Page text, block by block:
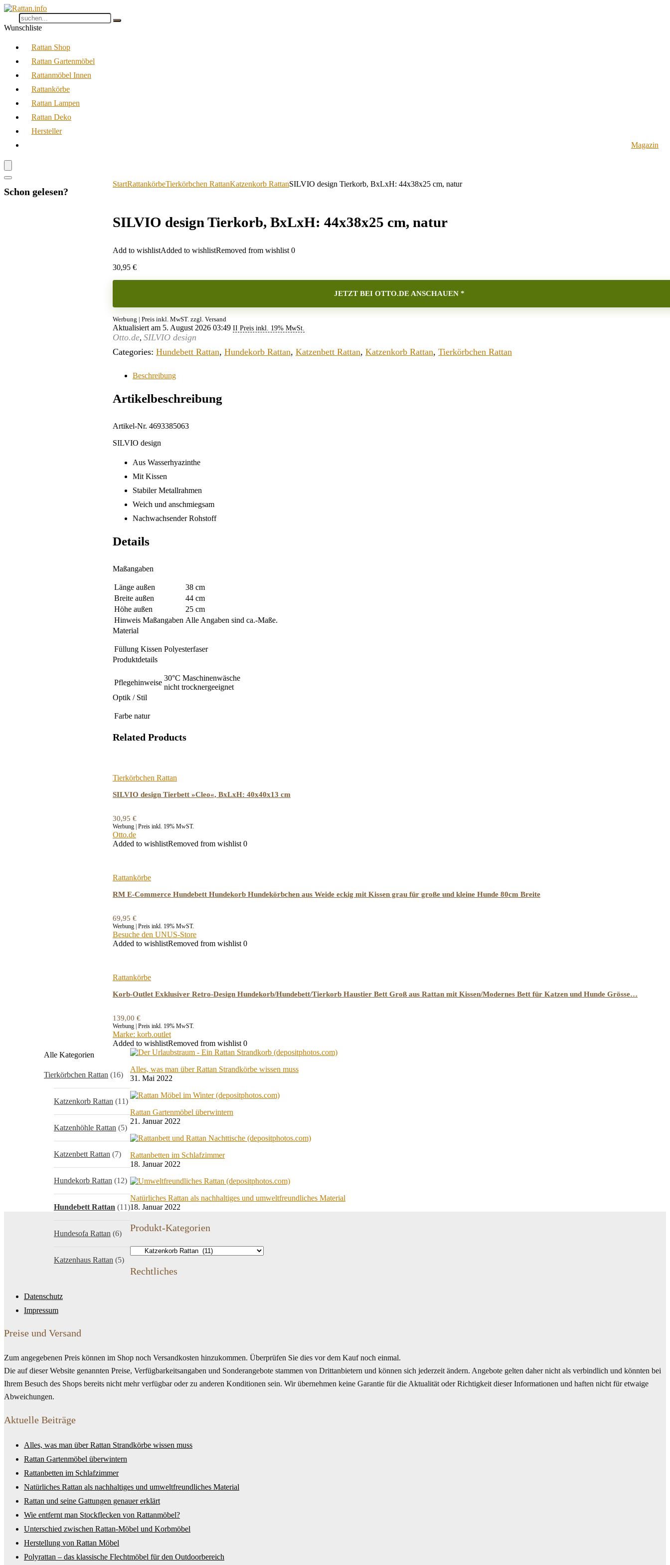
Wunschliste
Rattan Shop
Rattan Gartenmöbel
Rattanmöbel Innen
Rattankörbe
Rattan Lampen
Rattan Deko
Hersteller
Magazin
StartRattankörbeTierkörbchen RattanKatzenkorb RattanSILVIO design Tierkorb, BxLxH: 44x38x25 cm, natur
SILVIO design Tierkorb, BxLxH: 44x38x25 cm, natur
Add to wishlistAdded to wishlistRemoved from wishlist 0
30,95 €
JETZT BEI OTTO.DE ANSCHAUEN *
Werbung | Preis inkl. MwST. zzgl. Versand
Aktualisiert am 5. August 2026 03:49 II Preis inkl. 19% MwSt.
Otto.de, SILVIO design
Categories: Hundebett Rattan, Hundekorb Rattan, Katzenbett Rattan, Katzenkorb Rattan, Tierkörbchen Rattan
Beschreibung
Artikelbeschreibung
Artikel-Nr. 4693385063
SILVIO design
Aus Wasserhyazinthe
Mit Kissen
Stabiler Metallrahmen
Weich und anschmiegsam
Nachwachsender Rohstoff
Details
Maßangaben
Länge außen
38 cm
Breite außen
44 cm
Höhe außen
25 cm
Hinweis Maßangaben Alle Angaben sind ca.-Maße.
Material
Füllung Kissen Polyesterfaser
Produktdetails
Pflegehinweise
30°C Maschinenwäsche
nicht trocknergeeignet
Optik / Stil
Farbe natur
Related Products
Tierkörbchen Rattan
SILVIO design Tierbett »Cleo«, BxLxH: 40x40x13 cm
30,95 €
Werbung | Preis inkl. 19% MwST.
Otto.de
Added to wishlistRemoved from wishlist 0
Rattankörbe
RM E-Commerce Hundebett Hundekorb Hundekörbchen aus Weide eckig mit Kissen grau für große und kleine Hunde 80cm Breite
69,95 €
Werbung | Preis inkl. 19% MwST.
Besuche den UNUS-Store
Added to wishlistRemoved from wishlist 0
Rattankörbe
Korb-Outlet Exklusiver Retro-Design Hundekorb/Hundebett/Tierkorb Haustier Bett Groß aus Rattan mit Kissen/Modernes Bett für Katzen und Hunde Grösse…
139,00 €
Werbung | Preis inkl. 19% MwST.
Marke: korb.outlet
Added to wishlistRemoved from wishlist 0
Alle Kategorien
Tierkörbchen Rattan (16)
Katzenkorb Rattan (11)
Katzenhöhle Rattan (5)
Katzenbett Rattan (7)
Hundekorb Rattan (12)
Hundebett Rattan (11)
Hundesofa Rattan (6)
Katzenhaus Rattan (5)
Schon gelesen?
Alles, was man über Rattan Strandkörbe wissen muss
31. Mai 2022
Rattan Gartenmöbel überwintern
21. Januar 2022
Rattanbetten im Schlafzimmer
18. Januar 2022
Natürliches Rattan als nachhaltiges und umweltfreundliches Material
18. Januar 2022
Produkt-Kategorien
Rechtliches
Datenschutz
Impressum
Preise und Versand
Zum angegebenen Preis können im Shop noch Versandkosten hinzukommen. Überprüfen Sie dies vor dem Kauf noch einmal.
Die auf dieser Website genannten Preise, Verfügbarkeitsangaben und Sonderangebote stammen von Drittanbietern und können sich jederzeit ändern. Angebote gelten daher nicht als verbindlich und könnten bei
Ihrem Besuch des Shops bereits nicht mehr verfügbar oder zu anderen Konditionen sein. Wir übernehmen keine Garantie für die Aktualität oder Richtigkeit dieser Informationen und haften nicht für etwaige
Abweichungen.
Aktuelle Beiträge
Alles, was man über Rattan Strandkörbe wissen muss
Rattan Gartenmöbel überwintern
Rattanbetten im Schlafzimmer
Natürliches Rattan als nachhaltiges und umweltfreundliches Material
Rattan und seine Gattungen genauer erklärt
Wie entfernt man Stockflecken von Rattanmöbel?
Unterschied zwischen Rattan-Möbel und Korbmöbel
Herstellung von Rattan Möbel
Polyrattan – das klassische Flechtmöbel für den Outdoorbereich